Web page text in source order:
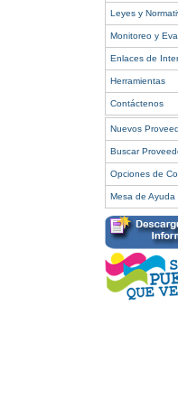
Leyes y
Monitoreo y
Enlaces de
Herramientas
Contáctenos
Nuevos
Buscar
Opciones de
Mesa de Ayuda